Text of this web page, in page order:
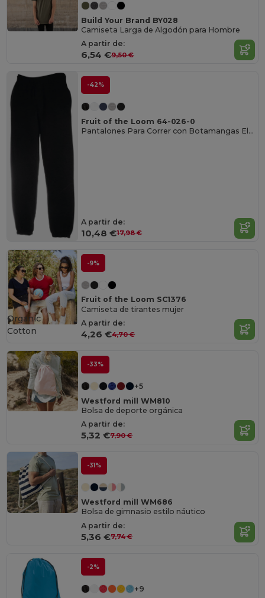
Build Your Brand BY028
Camiseta Larga de Algodón para Hombre
A partir de:
6,54 €9,50 €
-42%
Fruit of the Loom 64-026-0
Pantalones Para Correr con Botamangas Elásticas
A partir de:
10,48 €17,98 €
-9%
Fruit of the Loom SC1376
Camiseta de tirantes mujer
A partir de:
4,26 €4,70 €
Organic
Cotton
-33%
+5
Westford mill WM810
Bolsa de deporte orgánica
A partir de:
5,32 €7,90 €
-31%
Westford mill WM686
Bolsa de gimnasio estilo náutico
A partir de:
5,36 €7,74 €
-2%
+9